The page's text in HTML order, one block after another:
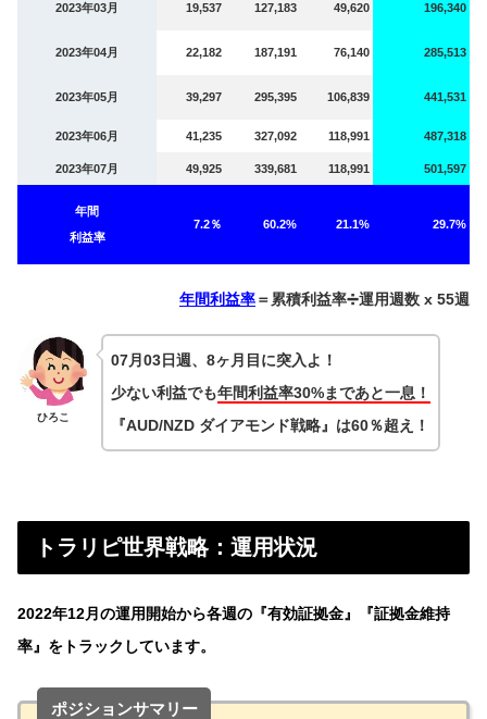
2023年03月 19,537 127,183 49,620 196,340
2023年04月 22,182 187,191 76,140 285,513
2023年05月 39,297 295,395 106,839 441,531
2023年06月 41,235 327,092 118,991 487,318
2023年07月 49,925 339,681 118,991 501,597
年間
利益率
7.2％ 60.2% 21.1% 29.7%
年間利益率＝累積利益率➗運用週数 x 55週
ひろこ
07月03日週、8ヶ月目に突入よ！
少ない利益でも年間利益率30%まであと一息！
『AUD/NZD ダイアモンド戦略』は60％超え！
トラリピ世界戦略：運用状況
2022年12月の運用開始から各週の『有効証拠金』『証拠金維持
率』をトラックしています。
ポジションサマリー